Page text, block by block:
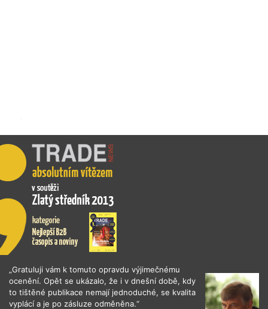
„Gratuluji vám k tomuto opravdu výjimečnému
ocenění. Opět se ukázalo, že i v dnešní době, kdy
to tištěné publikace nemají jednoduché, se kvalita
vyplácí a je po zásluze odměněna.“